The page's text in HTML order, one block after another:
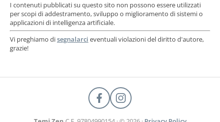
I contenuti pubblicati su questo sito non possono essere utilizzati
per scopi di addestramento, sviluppo o miglioramento di sistemi o
applicazioni di intelligenza artificiale.
Vi preghiamo disegnalarci eventuali violazioni del diritto d'autore,
grazie!